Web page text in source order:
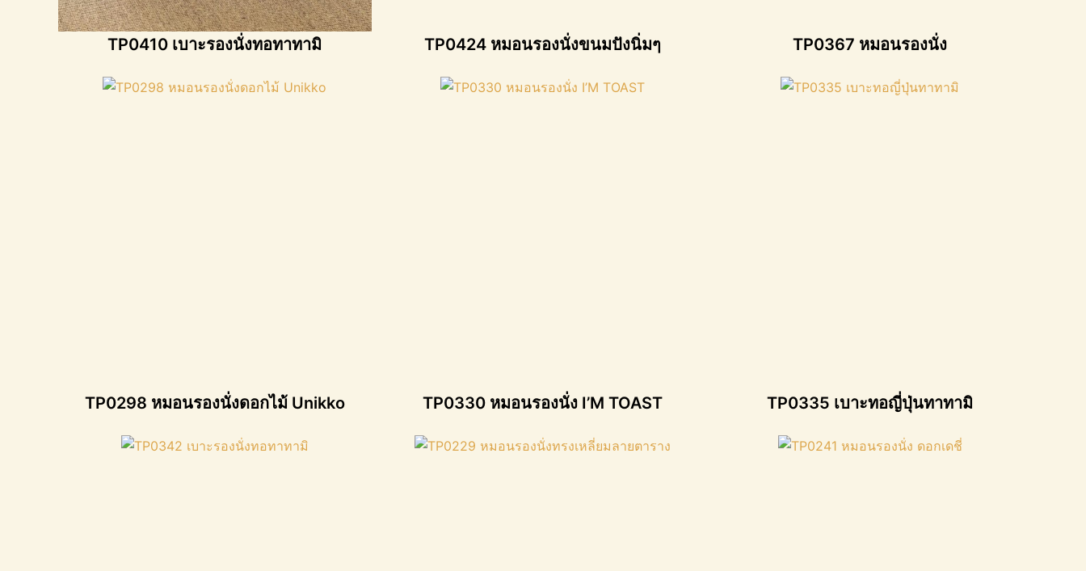
TP0410 เบาะรองนั่งทอทาทามิ TP0424 หมอนรองนั่งขนมปังนิ่มๆ TP0367 หมอนรองนั่ง
TP0298 หมอนรองนั่งดอกไม้ Unikko TP0330 หมอนรองนั่ง I’M TOAST TP0335 เบาะทอญี่ปุ่นทาทามิ